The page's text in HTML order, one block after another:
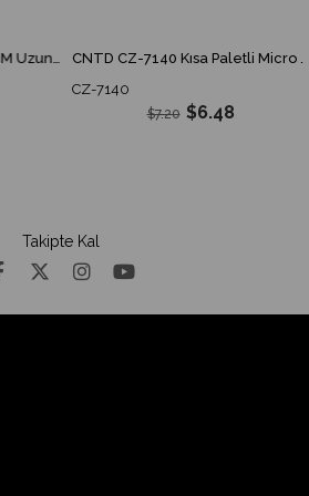
Highly Z15G1305 30X50MM Uzun İnce Pim Switch Z15G-1305 Z15G 1305
CNTD CZ-7140 Kısa Paletli Micro Switch
CZ-7140
$6.48
$7.20
Takipte Kal